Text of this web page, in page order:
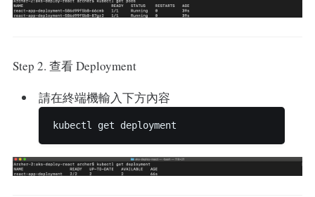
Step 2. 查看 Deployment
請在終端機輸入下方內容